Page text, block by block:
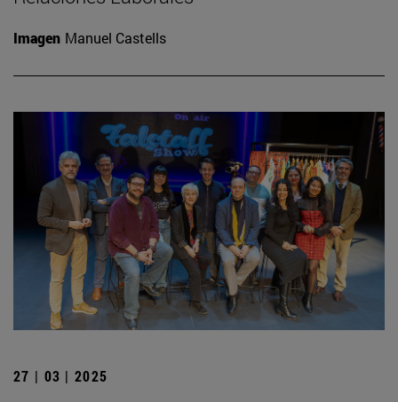
Imagen Manuel Castells
27 | 03 | 2025